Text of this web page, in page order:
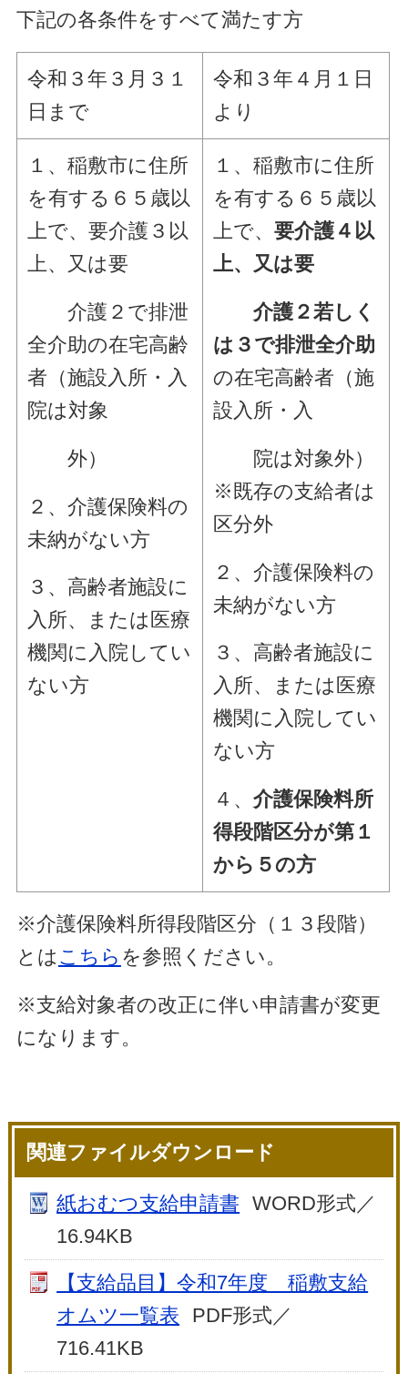
下記の各条件をすべて満たす方
令和３年３月３１
日まで
令和３年４月１日
より
１、稲敷市に住所
を有する６５歳以
上で、要介護３以
上、又は要
介護２で排泄
全介助の在宅高齢
者（施設入所・入
院は対象
外）
２、介護保険料の
未納がない方
３、高齢者施設に
入所、または医療
機関に入院してい
ない方
１、稲敷市に住所
を有する６５歳以
上で、要介護４以
上、又は要
介護２若しく
は３で排泄全介助
の在宅高齢者（施
設入所・入
院は対象外）
※既存の支給者は
区分外
２、介護保険料の
未納がない方
３、高齢者施設に
入所、または医療
機関に入院してい
ない方
４、介護保険料所
得段階区分が第１
から５の方
※介護保険料所得段階区分（１３段階）
とは こちら を参照ください。
※支給対象者の改正に伴い申請書が変更
になります。
関連ファイルダウンロード
紙おむつ支給申請書
WORD形式／
16.94KB
【支給品目】令和7年度 稲敷支給
オムツ一覧表
PDF形式／
716.41KB